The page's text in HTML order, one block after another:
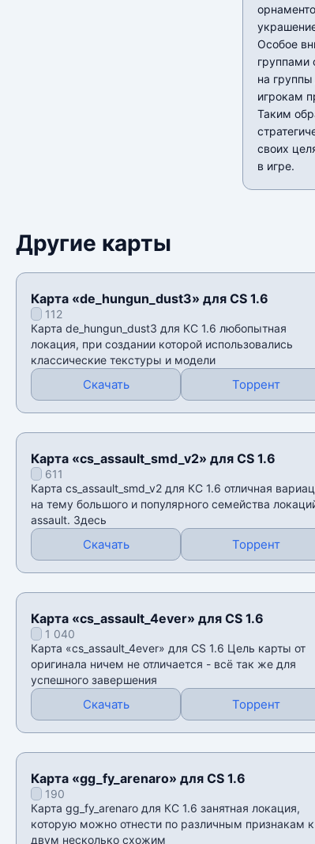
Особое
группами
на
игрокам
Таким
своих
в игре.
Другие карты
Карта «de_hungun_dust3» для CS 1.6
112
Карта de_hungun_dust3 для КС 1.6 любопытная
локация, при создании которой использовались
классические текстуры и модели
Скачать Торрент
Карта «cs_assault_smd_v2» для CS 1.6
611
Карта cs_assault_smd_v2 для КС 1.6 отличная
на тему большого и популярного семейства
assault. Здесь
Скачать Торрент
Карта «cs_assault_4ever» для CS 1.6
1 040
Карта «cs_assault_4ever» для CS 1.6 Цель карты от
оригинала ничем не отличается - всё так же для
успешного завершения
Скачать Торрент
Карта «gg_fy_arenaro» для CS 1.6
190
Карта gg_fy_arenaro для КС 1.6 занятная локация,
которую можно отнести по различным признакам к
двум несколько схожим